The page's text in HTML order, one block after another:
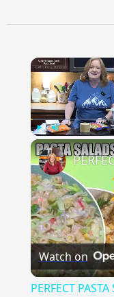
Play Unmute
Watch on
PERFECT